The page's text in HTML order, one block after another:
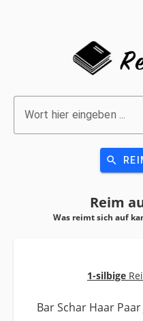
Wort hier eingeben ...
search
Reim
Was reimt sich auf
1-silbige
Bar Schar Haar